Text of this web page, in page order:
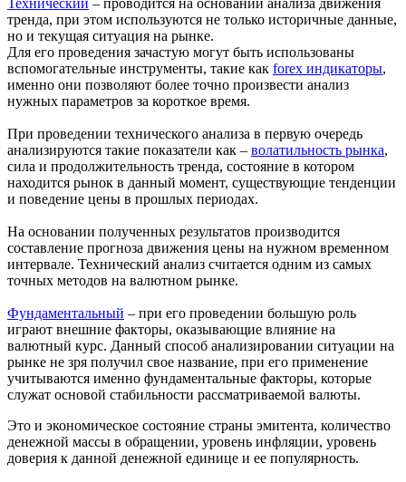
Технический – проводится на основании анализа движения
тренда, при этом используются не только историчные данные,
но и текущая ситуация на рынке.
Для его проведения зачастую могут быть использованы
вспомогательные инструменты, такие как forex индикаторы,
именно они позволяют более точно произвести анализ
нужных параметров за короткое время.
При проведении технического анализа в первую очередь
анализируются такие показатели как – волатильность рынка,
сила и продолжительность тренда, состояние в котором
находится рынок в данный момент, существующие тенденции
и поведение цены в прошлых периодах.
На основании полученных результатов производится
составление прогноза движения цены на нужном временном
интервале. Технический анализ считается одним из самых
точных методов на валютном рынке.
Фундаментальный – при его проведении большую роль
играют внешние факторы, оказывающие влияние на
валютный курс. Данный способ анализировании ситуации на
рынке не зря получил свое название, при его применение
учитываются именно фундаментальные факторы, которые
служат основой стабильности рассматриваемой валюты.
Это и экономическое состояние страны эмитента, количество
денежной массы в обращении, уровень инфляции, уровень
доверия к данной денежной единице и ее популярность.